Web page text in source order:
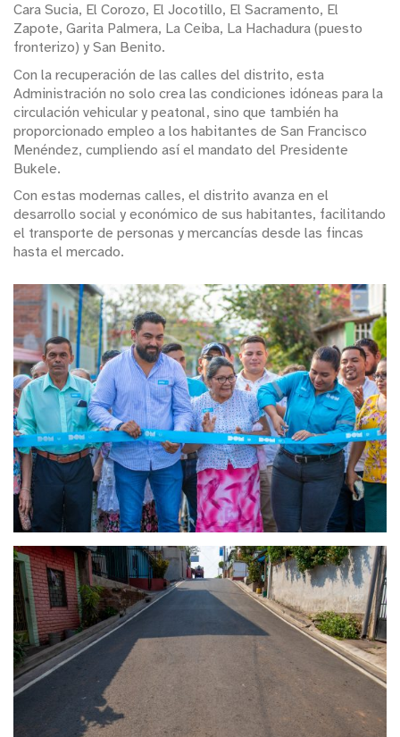
Cara Sucia, El Corozo, El Jocotillo, El Sacramento, El
Zapote, Garita Palmera, La Ceiba, La Hachadura (puesto
fronterizo) y San Benito.
Con la recuperación de las calles del distrito, esta
Administración no solo crea las condiciones idóneas para la
circulación vehicular y peatonal, sino que también ha
proporcionado empleo a los habitantes de San Francisco
Menéndez, cumpliendo así el mandato del Presidente
Bukele.
Con estas modernas calles, el distrito avanza en el
desarrollo social y económico de sus habitantes, facilitando
el transporte de personas y mercancías desde las fincas
hasta el mercado.